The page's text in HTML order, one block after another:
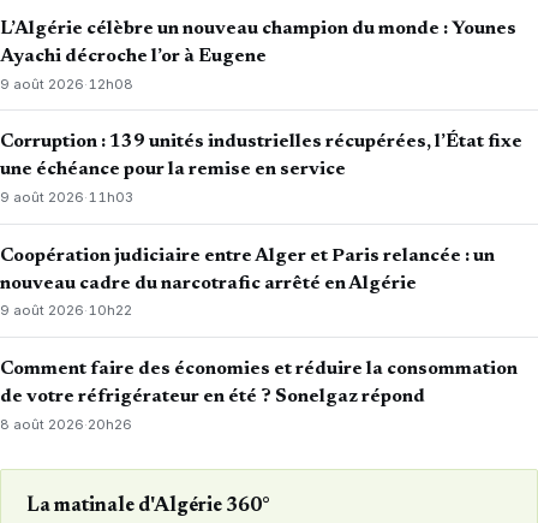
L’Algérie célèbre un nouveau champion du monde : Younes
Ayachi décroche l’or à Eugene
9 août 2026· 12h08
Corruption : 139 unités industrielles récupérées, l’État fixe
une échéance pour la remise en service
9 août 2026·11h03
Coopération judiciaire entre Alger et Paris relancée : un
nouveau cadre du narcotrafic arrêté en Algérie
9 août 2026·10h22
Comment faire des économies et réduire la consommation
de votre réfrigérateur en été ? Sonelgaz répond
8 août 2026·20h26
La matinale d'Algérie 360°